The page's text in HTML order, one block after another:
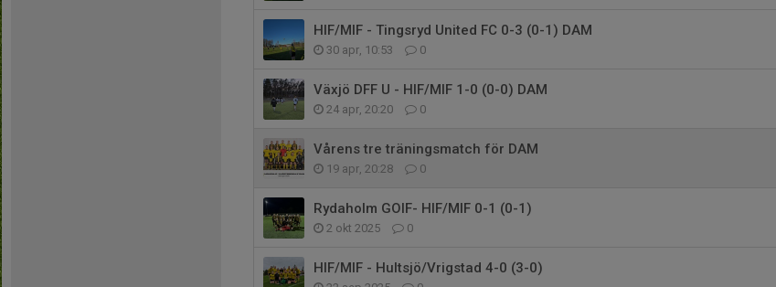
HIF/MIF - Tingsryd United FC 0-3 (0-1) DAM
30 apr, 10:53 0
Växjö DFF U - HIF/MIF 1-0 (0-0) DAM
24 apr, 20:20 0
Vårens tre träningsmatch för DAM
19 apr, 20:28 0
Rydaholm GOIF- HIF/MIF 0-1 (0-1)
2 okt 2025 0
HIF/MIF - Hultsjö/Vrigstad 4-0 (3-0)